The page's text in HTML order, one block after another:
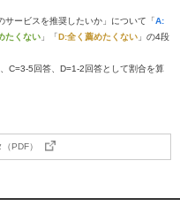
ービスを推奨したいか」について「A:
たくない 」「D:全く薦めたくない 」の4段
C=3-5回答、D=1-2回答として割合を算
PDF）